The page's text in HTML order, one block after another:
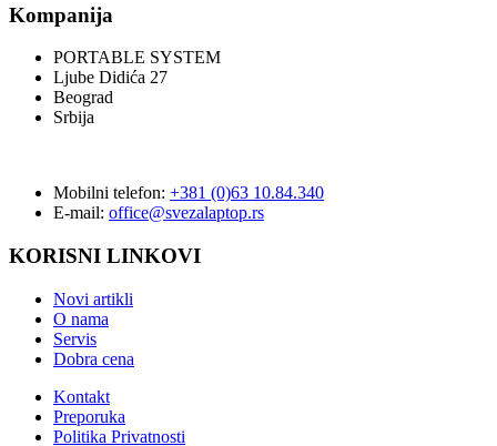
Kompanija
PORTABLE SYSTEM
Ljube Didića 27
Beograd
Srbija
Mobilni telefon: +381 (0)63 10.84.340
E-mail: office@svezalaptop.rs
KORISNI LINKOVI
Novi artikli
O nama
Servis
Dobra cena
Kontakt
Preporuka
Politika Privatnosti